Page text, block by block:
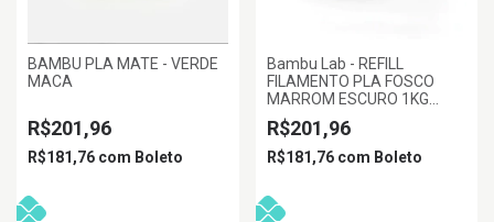
BAMBU PLA MATE - VERDE
MACA
R$201,96
R$181,76 com Boleto
Bambu Lab - REFILL
FILAMENTO PLA FOSCO
MARROM ESCURO 1KG
1.75MM BAMBU LAB
R$201,96
R$181,76 com Boleto